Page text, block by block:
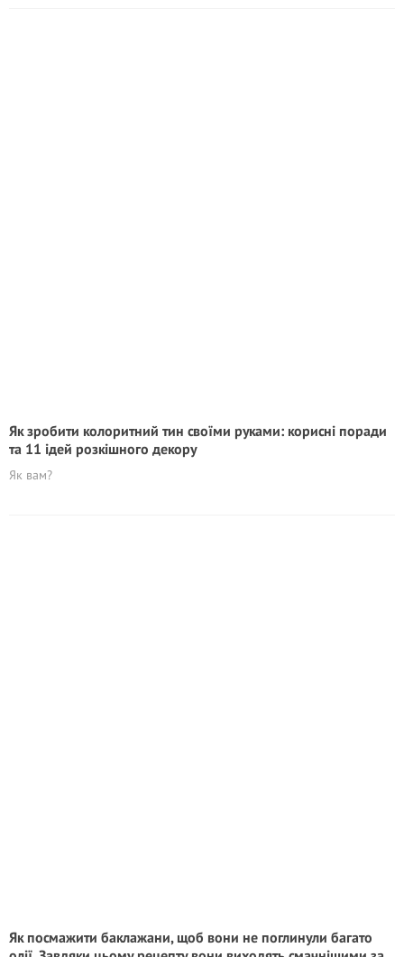
Як зробити колоритний тин своїми руками: корисні поради
та 11 ідей розкішного декору
Як вам?
Як посмажити баклажани, щоб вони не поглинули багато